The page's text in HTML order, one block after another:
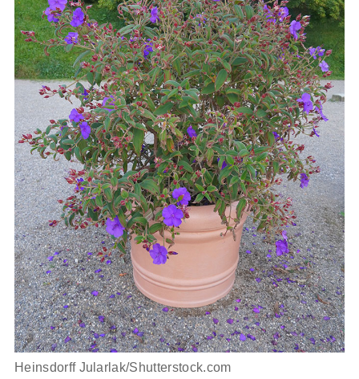
Heinsdorff Jularlak/Shutterstock.com